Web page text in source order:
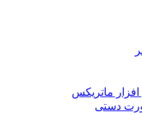
ماتریکس
دستی